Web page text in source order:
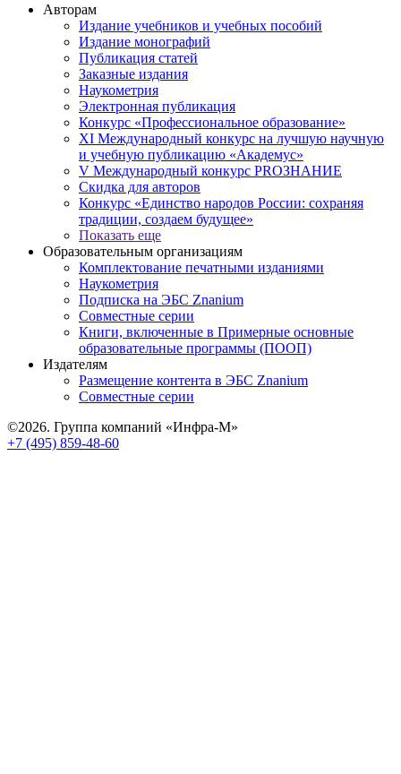
Авторам
Издание учебников и учебных пособий
Издание монографий
Публикация статей
Заказные издания
Наукометрия
Электронная публикация
Конкурс «Профессиональное образование»
XI Международный конкурс на лучшую научную
и учебную публикацию «Академус»
V Международный конкурс PROЗНАНИЕ
Скидка для авторов
Конкурс «Единство народов России: сохраняя
традиции, создаем будущее»
Показать еще
Образовательным организациям
Комплектование печатными изданиями
Наукометрия
Подписка на ЭБС Znanium
Совместные серии
Книги, включенные в Примерные основные
образовательные программы (ПООП)
Издателям
Размещение контента в ЭБС Znanium
Совместные серии
©2026. Группа компаний «Инфра-М»
+7 (495) 859-48-60